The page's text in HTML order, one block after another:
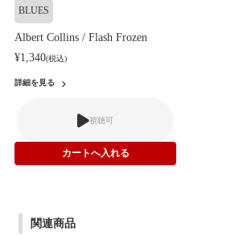
BLUES
Albert Collins / Flash Frozen
¥1,340(税込)
詳細を見る
視聴可
関連商品